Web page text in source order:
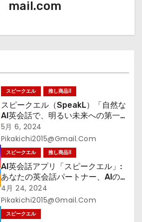
mail.com
スピークエル 推し商品II
スピークエル（SpeakL）「自然な
AI英会話で、明るい未来への第一
歩」
5月 6, 2024
Pikakichi2015@gmail.com
スピークエル 推し商品II
AI英会話アプリ「スピークエル」:
あなたの英会話パートナー、AIの力
で明日からもっとスムーズに！
4月 24, 2024
Pikakichi2015@gmail.com
スピークエル